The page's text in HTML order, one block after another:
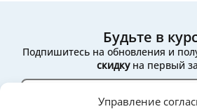
Управление
Будьте в
Подпишитесь на обновления и
скидкуна первый